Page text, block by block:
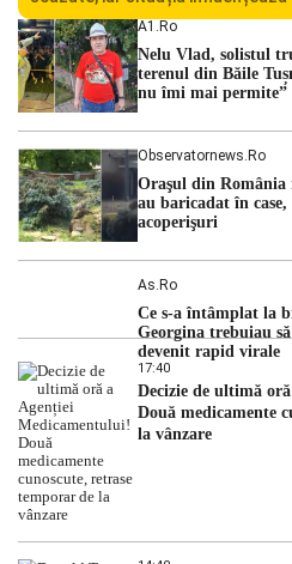
Centralei Nucleare de la
cu una dintre cele mai dificile
hidrologic din ultimii ani. Lipsa […]
A1.ro
Nelu Vlad, solistul
terenul din Băile
nu îmi mai permite”
Observatornews.ro
Oraşul din
au baricadat în
acoperişuri
As.ro
Ce s-a întâmplat la
Georgina trebuiau
devenit rapid virale
17:40
Decizie de ultimă
Două medicamente
la vânzare